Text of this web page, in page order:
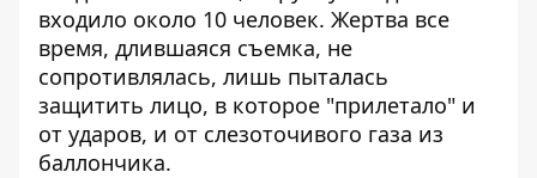
входило около 10 человек. Жертва все
время, длившаяся съемка, не
сопротивлялась, лишь пыталась
защитить лицо, в которое "прилетало" и
от ударов, и от слезоточивого газа из
баллончика.